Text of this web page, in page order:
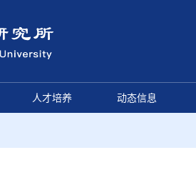
人才培养 动态信息